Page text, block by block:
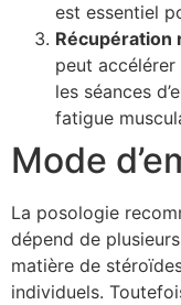
est essentiel
Récupération
peut
les séances
fatigue
Mode
La posologie
dépend de
matière de
individuels.